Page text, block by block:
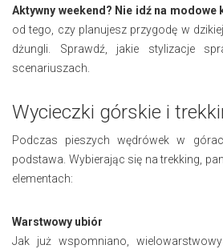
Aktywny weekend? Nie idź na modowe
od tego, czy planujesz przygodę w
dżungli. Sprawdź, jakie stylizacje
scenariuszach.
Wycieczki górskie i
Podczas pieszych wędrówek w
podstawa. Wybierając się na trekking,
elementach:
Warstwowy ubiór
Jak już wspomniano,